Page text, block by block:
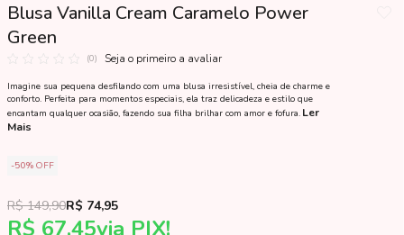
Blusa Vanilla Cream Caramelo Power
Green
(0) Seja o primeiro a avaliar
Imagine sua pequena desfilando com uma blusa irresistível, cheia de charme e
conforto. Perfeita para momentos especiais, ela traz delicadeza e estilo que
encantam qualquer ocasião, fazendo sua filha brilhar com amor e fofura. Ler
Mais
50% OFF
R$ 67,45via PIX!
R$ 149,90R$ 74,95